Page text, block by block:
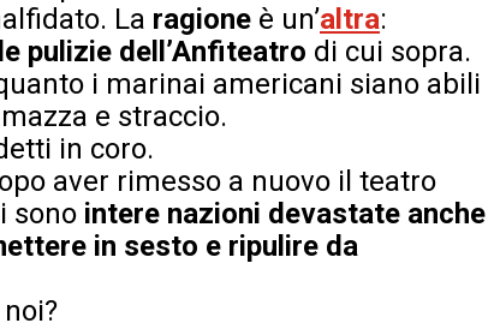
La ragione è un’altra:
pulizie dell’Anfiteatro di cui sopra.
i marinai americani siano abili
e straccio.
in coro.
aver rimesso a nuovo il teatro
sono intere nazioni devastate anche
in sesto e ripulire da